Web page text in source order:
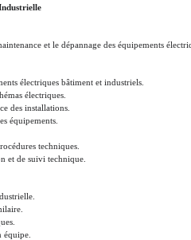
et le dépannage des équipements
électriques bâtiment et industriels.
électriques.
des installations.
équipements.
techniques.
et de suivi technique.
équipe.